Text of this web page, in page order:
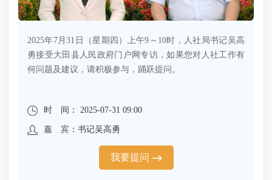
2025年7月31日（星期四）上午9～10时，人社局书记吴高
勇接受大田县人民政府门户网专访，如果您对人社工作有
何问题及建议，请积极参与，踊跃提问。
时 间： 2025-07-31 09:00
嘉 宾：书记吴高勇
我要提问